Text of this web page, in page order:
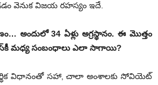
వెనుక విజయ రహస్యం ఇదే.
అందులో 34 ఏళ్లు అగ్రస్థానం. ఈ మొత్తం
మధ్య సంబంధాలు ఎలా సాగాయి?
విధానంతో సహా, చాలా అంశాలకు సోవియెట్‌